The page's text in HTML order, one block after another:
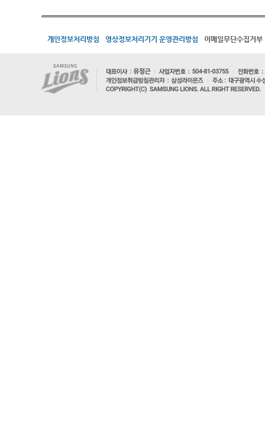
개인정보처리방침 영상정보처리기기 운영관리방침 이메일무단수집거부